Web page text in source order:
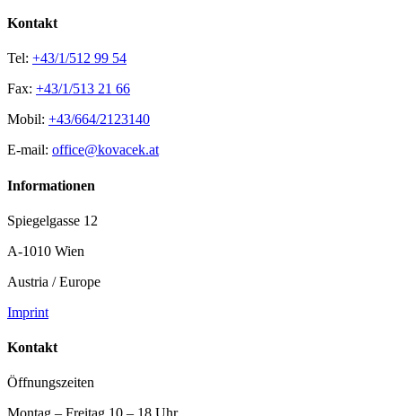
Kontakt
Tel: +43/1/512 99 54
Fax: +43/1/513 21 66
Mobil: +43/664/2123140
E-mail: office@kovacek.at
Informationen
Spiegelgasse 12
A-1010 Wien
Austria / Europe
Imprint
Kontakt
Öffnungszeiten